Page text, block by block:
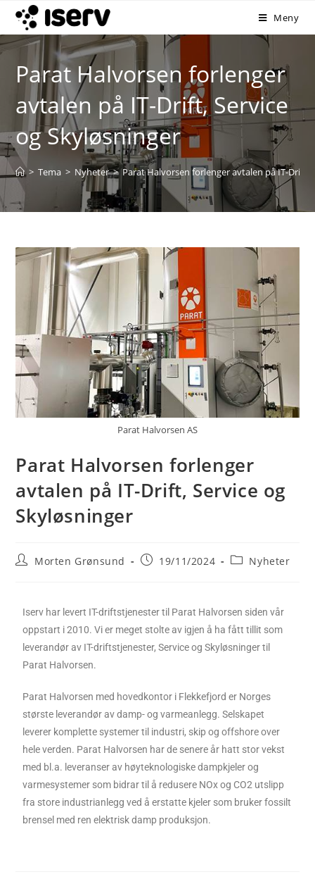
Meny
Parat Halvorsen forlenger
avtalen på IT-Drift, Service
og Skyløsninger
> Tema > Nyheter > Parat Halvorsen forlenger avtalen på IT-Drift,
Parat Halvorsen AS
Parat Halvorsen forlenger
avtalen på IT-Drift, Service og
Skyløsninger
Morten Grønsund 19/11/2024 Nyheter
Iserv har levert IT-driftstjenester til Parat Halvorsen siden vår
oppstart i 2010. Vi er meget stolte av igjen å ha fått tillit som
leverandør av IT-driftstjenester, Service og Skyløsninger til
Parat Halvorsen.
Parat Halvorsen med hovedkontor i Flekkefjord er Norges
største leverandør av damp- og varmeanlegg. Selskapet
leverer komplette systemer til industri, skip og offshore over
hele verden. Parat Halvorsen har de senere år hatt stor vekst
med bl.a. leveranser av høyteknologiske dampkjeler og
varmesystemer som bidrar til å redusere NOx og CO2 utslipp
fra store industrianlegg ved å erstatte kjeler som bruker fossilt
brensel med ren elektrisk damp produksjon.